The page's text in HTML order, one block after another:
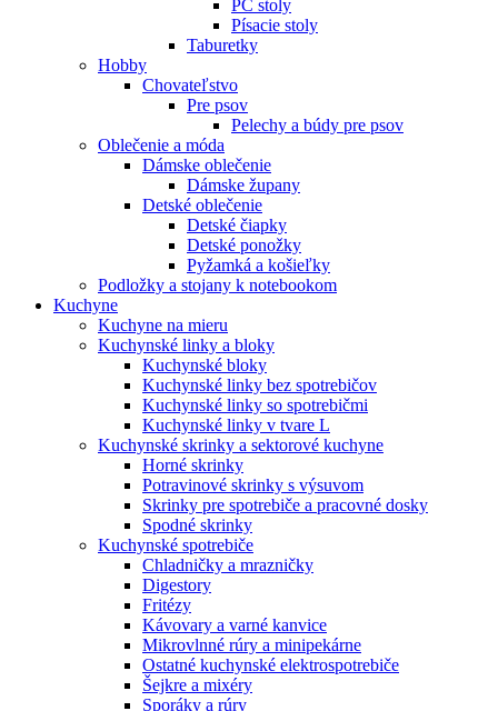
PC stoly
Písacie stoly
Taburetky
Hobby
Chovateľstvo
Pre psov
Pelechy a búdy pre psov
Oblečenie a móda
Dámske oblečenie
Dámske župany
Detské oblečenie
Detské čiapky
Detské ponožky
Pyžamká a košieľky
Podložky a stojany k notebookom
Kuchyne
Kuchyne na mieru
Kuchynské linky a bloky
Kuchynské bloky
Kuchynské linky bez spotrebičov
Kuchynské linky so spotrebičmi
Kuchynské linky v tvare L
Kuchynské skrinky a sektorové kuchyne
Horné skrinky
Potravinové skrinky s výsuvom
Skrinky pre spotrebiče a pracovné dosky
Spodné skrinky
Kuchynské spotrebiče
Chladničky a mrazničky
Digestory
Fritézy
Kávovary a varné kanvice
Mikrovlnné rúry a minipekárne
Ostatné kuchynské elektrospotrebiče
Šejkre a mixéry
Sporáky a rúry